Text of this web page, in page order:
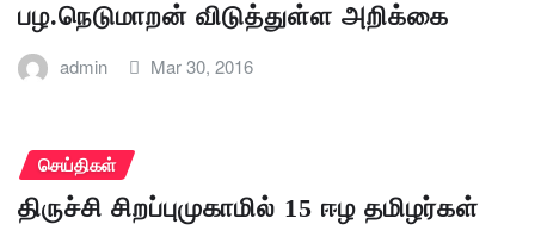
பழ.நெடுமாறன் விடுத்துள்ள அறிக்கை
admin Mar 30, 2016
செய்திகள்
திருச்சி சிறப்புமுகாமில் 15 ஈழ தமிழர்கள்